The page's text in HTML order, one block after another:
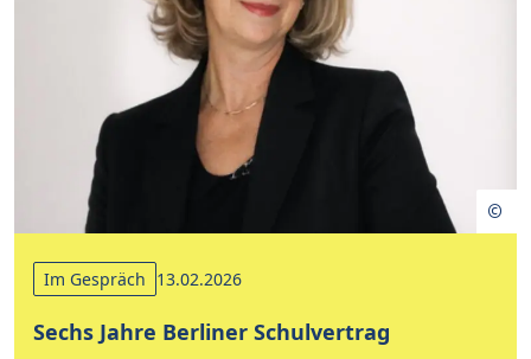
Im Gespräch 13.02.2026
Sechs Jahre Berliner Schulvertrag